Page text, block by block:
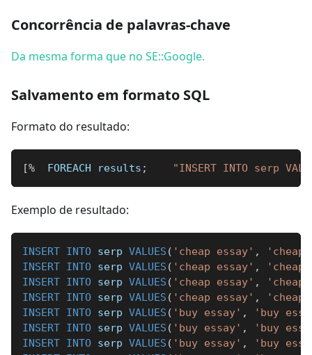
Concorrência de palavras-chave
Da mesma forma que no SE::Google.
Salvamento em formato SQL
Formato do resultado:
[%
  FOREACH results
; "INSERT INTO serp
Exemplo de resultado:
INSERT INTO serp VALUES ( 'cheap essay' ,
INSERT INTO serp VALUES ( 'cheap essay' ,
INSERT INTO serp VALUES ( 'cheap essay' ,
INSERT INTO serp VALUES ( 'cheap essay' ,
INSERT INTO serp VALUES ( 'buy essay' ,
'buy
INSERT INTO serp VALUES ( 'buy essay' ,
'buy
INSERT INTO serp VALUES ( 'buy essay' ,
'buy